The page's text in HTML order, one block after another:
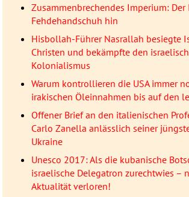
Zusammenbrechendes Imperium:
Fehdehandschuh hin
Hisbollah-Führer Nasrallah besiegte
Christen und bekämpfte den
Kolonialismus
Warum kontrollieren die USA immer
irakischen Öleinnahmen bis auf den
Offener Brief an den italienischen
Carlo Zanella anlässlich seiner
Ukraine
Unesco 2017: Als die kubanische
israelische Delegatron zurechtwies –
Aktualität verloren!